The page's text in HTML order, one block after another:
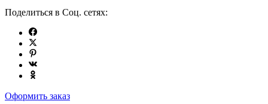
Поделиться в Соц. сетях:
Оформить заказ